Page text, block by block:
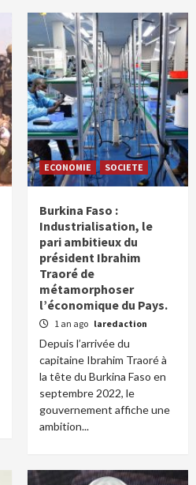
ECONOMIE SOCIETE
Burkina Faso :
Industrialisation, le
pari ambitieux du
président Ibrahim
Traoré de
métamorphoser
l’économique du Pays.
1 an ago laredaction
Depuis l’arrivée du
capitaine Ibrahim Traoré à
la tête du Burkina Faso en
septembre 2022, le
gouvernement affiche une
ambition...